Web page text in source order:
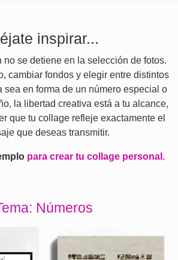
inspirar...
no se detiene en la selección de fotos.
cambiar fondos y elegir entre distintos
sea en forma de un número especial o
la libertad creativa está a tu alcance,
que tu collage refleje exactamente el
que deseas transmitir.
para crear tu collage personal.
Números